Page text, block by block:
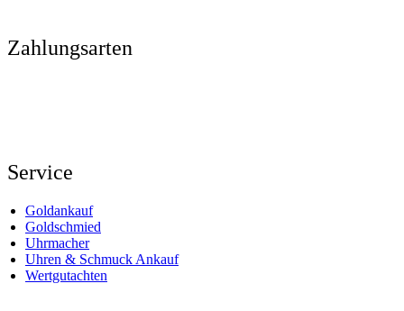
Zahlungsarten
Service
Goldankauf
Goldschmied
Uhrmacher
Uhren & Schmuck Ankauf
Wertgutachten